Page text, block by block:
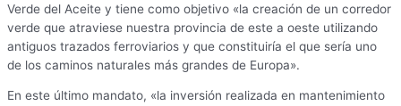
Verde del Aceite y tiene como objetivo «la creación de un corredor
verde que atraviese nuestra provincia de este a oeste utilizando
antiguos trazados ferroviarios y que constituiría el que sería uno
de los caminos naturales más grandes de Europa».
En este último mandato, «la inversión realizada en mantenimiento